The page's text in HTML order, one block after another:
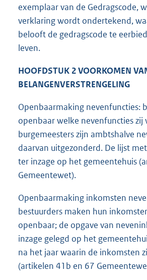
exemplaar van de Gedragscode,
verklaring wordt ondertekend,
belooft de gedragscode te
leven.
HOOFDSTUK 2 VOORKOMEN
BELANGENVERSTRENGELING
Openbaarmaking nevenfuncties:
openbaar welke nevenfuncties zij
burgemeesters zijn ambtshalve
daarvan uitgezonderd. De lijst
ter inzage op het gemeentehuis
Gemeentewet).
Openbaarmaking inkomsten
bestuurders maken hun
openbaar; de opgave van
inzage gelegd op het
na het jaar waarin de inkomsten
(artikelen 41b en 67